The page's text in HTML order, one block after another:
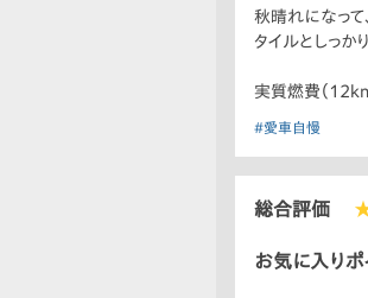
秋晴れになって
タイルとしっか
実質燃費（
#愛車自慢
総合評価
お気に入りポ